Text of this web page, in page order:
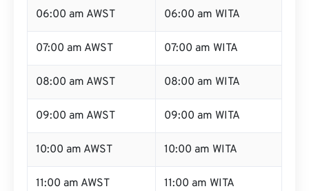
06:00 am AWST 06:00 am WITA
07:00 am AWST 07:00 am WITA
08:00 am AWST 08:00 am WITA
09:00 am AWST 09:00 am WITA
10:00 am AWST 10:00 am WITA
11:00 am AWST 11:00 am WITA